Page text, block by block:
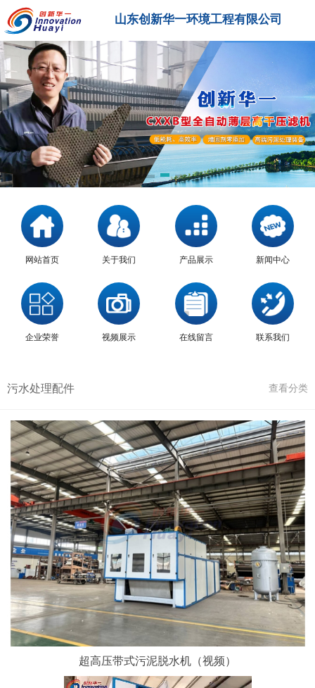
山东创新华一环境工程有限公司
网站首页 关于我们 产品展示 新闻中心
企业荣誉 视频展示 在线留言 联系我们
污水处理配件 查看分类
超高压带式污泥脱水机（视频）